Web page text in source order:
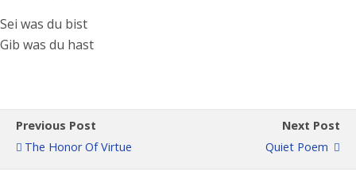
Sei was du bist
Gib was du hast
Previous Post
The Honor Of Virtue
Next Post
Quiet Poem